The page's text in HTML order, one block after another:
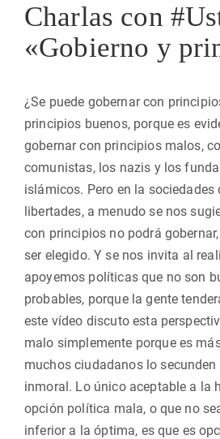
Charlas con
«Gobierno y
¿Se puede gobernar con
principios buenos, porque es
gobernar con principios malos,
comunistas, los nazis y los
islámicos. Pero en la sociedades
libertades, a menudo se nos
con principios no podrá
ser elegido. Y se nos invita al
apoyemos políticas que no son
probables, porque la gente
este vídeo discuto esta
malo simplemente porque es
muchos ciudadanos lo secunden
inmoral. Lo único aceptable a la
opción política mala, o que no
inferior a la óptima, es que es